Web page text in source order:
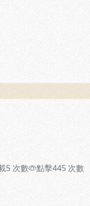
5 次數 點擊445 次數